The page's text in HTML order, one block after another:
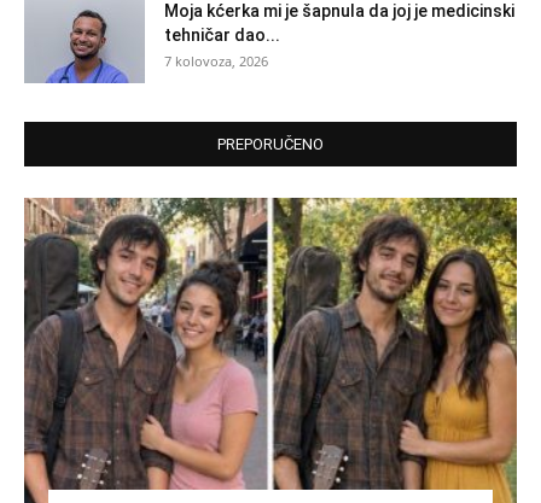
Moja kćerka mi je šapnula da joj je medicinski
tehničar dao...
7 kolovoza, 2026
PREPORUČENO